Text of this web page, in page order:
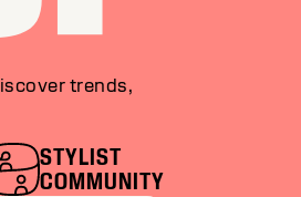
trends,
STYLIST
COMMUNITY